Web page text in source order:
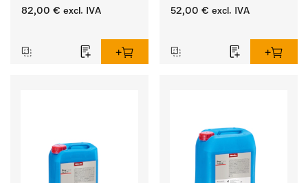
ácido, 20 l para a
82,00 € excl. IVA
têxteis brancos e de
52,00 € excl. IVA